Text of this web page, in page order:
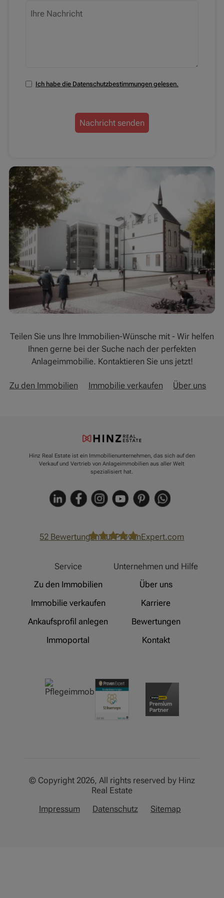
Datenschutzbestimmungen zustimmen
Ich habe die Datenschutzbestimmungen gelesen.
Nachricht senden
Teilen Sie uns Ihre Immobilien-Wünsche mit - Wir helfen
Ihnen gerne bei der Suche nach der perfekten
Anlageimmobilie. Kontaktieren Sie uns jetzt!
Zu den Immobilien Immobilie verkaufen Über uns
Hinz Real Estate ist ein Immobilienunternehmen, das sich auf den
Verkauf und Vertrieb von Anlageimmobilien aus aller Welt
spezialisiert hat.
52 Bewertungen auf ProvenExpert.com
Service
Zu den Immobilien
Immobilie verkaufen
Ankaufsprofil anlegen
Immoportal
Unternehmen und Hilfe
Über uns
Karriere
Bewertungen
Kontakt
© Copyright 2026, All rights reserved by Hinz
Real Estate
Impressum
Datenschutz Sitemap